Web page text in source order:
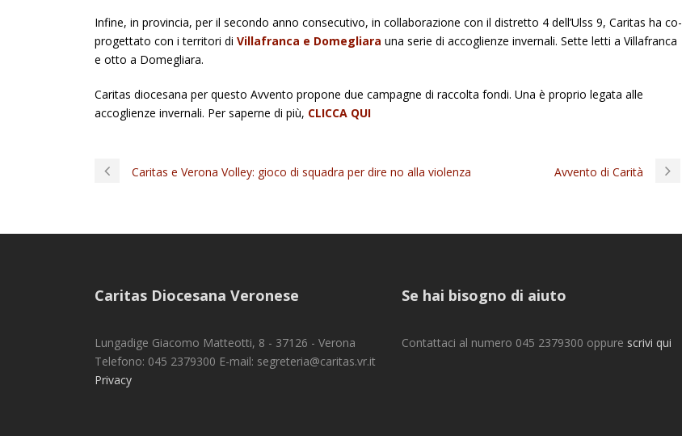
Infine, in provincia, per il secondo anno consecutivo, in collaborazione con il distretto 4 dell’Ulss 9, Caritas ha co-
progettato con i territori di Villafranca e Domegliara una serie di accoglienze inver­nali. Sette letti a Villafranca
e otto a Domegliara.
Caritas diocesana per questo Avvento propone due campagne di raccolta fondi. Una è proprio legata alle
accoglienze invernali. Per saperne di più, CLICCA QUI
Caritas e Verona Volley: gioco di squadra per dire no alla violenza Avvento di Carità
Caritas Diocesana Veronese
Lungadige Giacomo Matteotti, 8 - 37126 - Verona
Telefono: 045 2379300 E-mail: segreteria@caritas.vr.it
Privacy
Se hai bisogno di aiuto
Contattaci al numero 045 2379300 oppure scrivi qui